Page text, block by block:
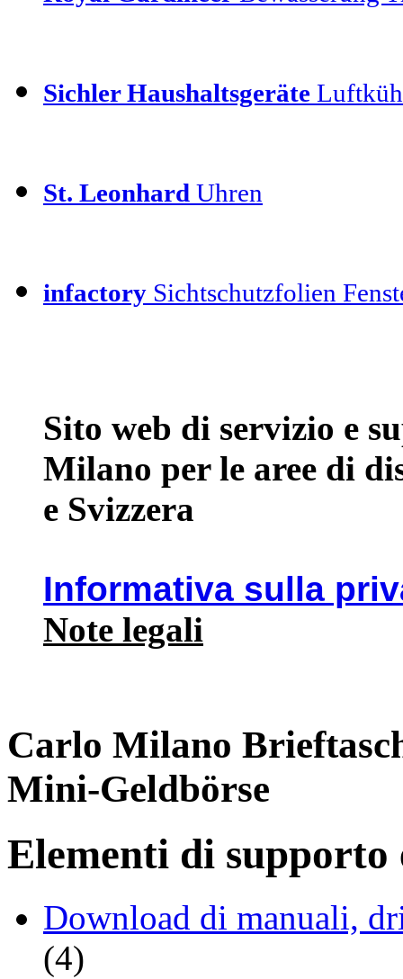
Sichler Haushaltsgeräte
St. Leonhard Uhren
infactory Sichtschutzfolien
Sito web di servizio e
Milano per le aree di
e Svizzera
Informativa sulla
Note legali
Carlo Milano
Mini-Geldbörse
Elementi di supporto
Download di manuali,
(4)